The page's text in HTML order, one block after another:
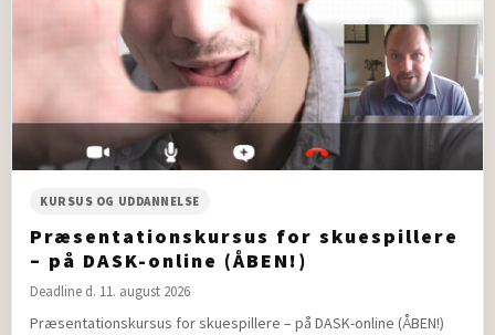
KURSUS OG UDDANNELSE
Præsentationskursus for skuespillere
– på DASK-online (ÅBEN!)
Deadline d. 11. august 2026
Præsentationskursus for skuespillere – på DASK-online (ÅBEN!)